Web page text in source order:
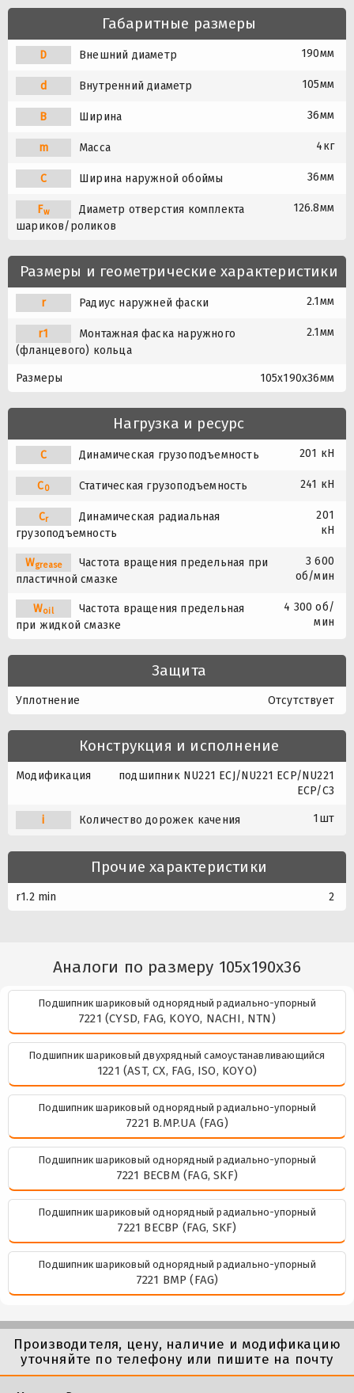
Габаритные размеры
D Внешний диаметр 190мм
d Внутренний диаметр 105мм
B Ширина 36мм
m Масса 4кг
C Ширина наружной обоймы 36мм
Fw
Диаметр отверстия комплекта
шариков/роликов
126.8мм
Размеры и геометрические характеристики
r Радиус наружней фаски 2.1мм
r1
Монтажная фаска наружного
(фланцевого) кольца
2.1мм
Размеры 105x190x36мм
Нагрузка и ресурс
C Динамическая грузоподъемность 201 кН
C0 Статическая грузоподъемность 241 кН
Cr
Динамическая радиальная
грузоподъемность
201
кН
Wgrease
Частота вращения предельная при
пластичной смазке
3 600
об/мин
Woil
Частота вращения предельная
при жидкой смазке
4 300 об/
мин
Защита
Уплотнение Отсутствует
Конструкция и исполнение
Модификация
подшипник NU221 ECJ/NU221 ECP/NU221
ECP/C3
i Количество дорожек качения 1шт
Прочие характеристики
r1.2 min 2
Аналоги по размеру 105x190x36
Подшипник шариковый однорядный радиально-упорный
7221 (CYSD, FAG, KOYO, NACHI, NTN)
Подшипник шариковый двухрядный самоустанавливающийся
1221 (AST, CX, FAG, ISO, KOYO)
Подшипник шариковый однорядный радиально-упорный
7221 B.MP.UA (FAG)
Подшипник шариковый однорядный радиально-упорный
7221 BECBM (FAG, SKF)
Подшипник шариковый однорядный радиально-упорный
7221 BECBP (FAG, SKF)
Подшипник шариковый однорядный радиально-упорный
7221 BMP (FAG)
Производителя, цену, наличие и модификацию
уточняйте по телефону или пишите на почту